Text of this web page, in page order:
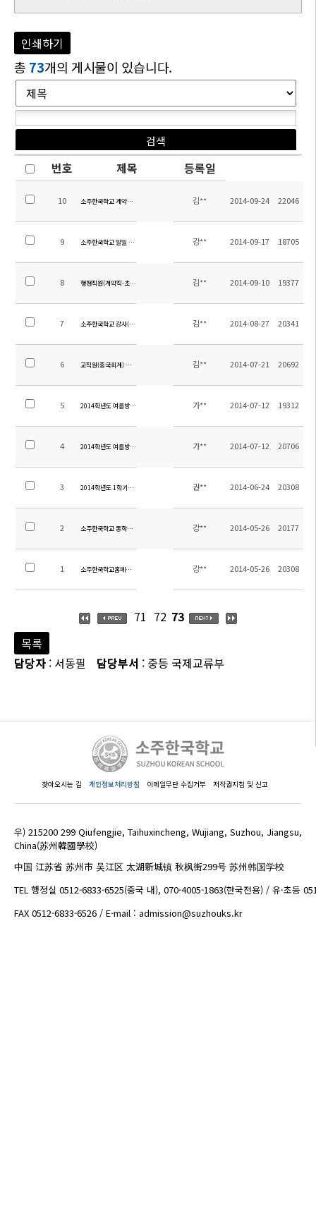
인쇄하기
총 73개의 게시물이 있습니다.
번호 제목 등록일
10 소주한국학교 계약제교원 (영어) 채용 공고 김** 2014-09-24 22046
9 소주한국학교 일일 시정표 (2014.09.17수정) 강** 2014-09-17 18705
8 행정직원(계약직-초빙) 채용 공고 김** 2014-09-10 19377
7 소주한국학교 강사(중국어, 영어) 채용 공고 김** 2014-08-27 20341
6 교직원(중국회계) 채용 공고 김** 2014-07-21 20692
5 2014학년도 여름방학 중 전입 및 입학 안내 가** 2014-07-12 19312
4 2014학년도 여름방학 학년별 계획서 가** 2014-07-12 20706
3 2014학년도 1학기말 학업성취도평가 범위 권** 2014-06-24 20308
2 소주한국학교 통학차량 운행시간 및 탑승위치 안내
강** 2014-05-26 20177
1 소주한국학교홈페이지 방문을 환영합니다. 강** 2014-05-26 20308
71 72 73
목록
담당자 : 서동필 담당부서 : 중등 국제교류부
찾아오시는 길 개인정보처리방침 이메일무단 수집거부 저작권지침 및 신고
우) 215200 299 Qiufengjie, Taihuxincheng, Wujiang, Suzhou, Jiangsu,
China(苏州韓國學校)
中国 江苏省 苏州市 吴江区 太湖新城镇 秋枫街299号 苏州韩国学校
TEL 행정실 0512-6833-6525(중국 내), 070-4005-1863(한국전용) / 유·초등
FAX 0512-6833-6526 / E-mail : admission@suzhouks.kr